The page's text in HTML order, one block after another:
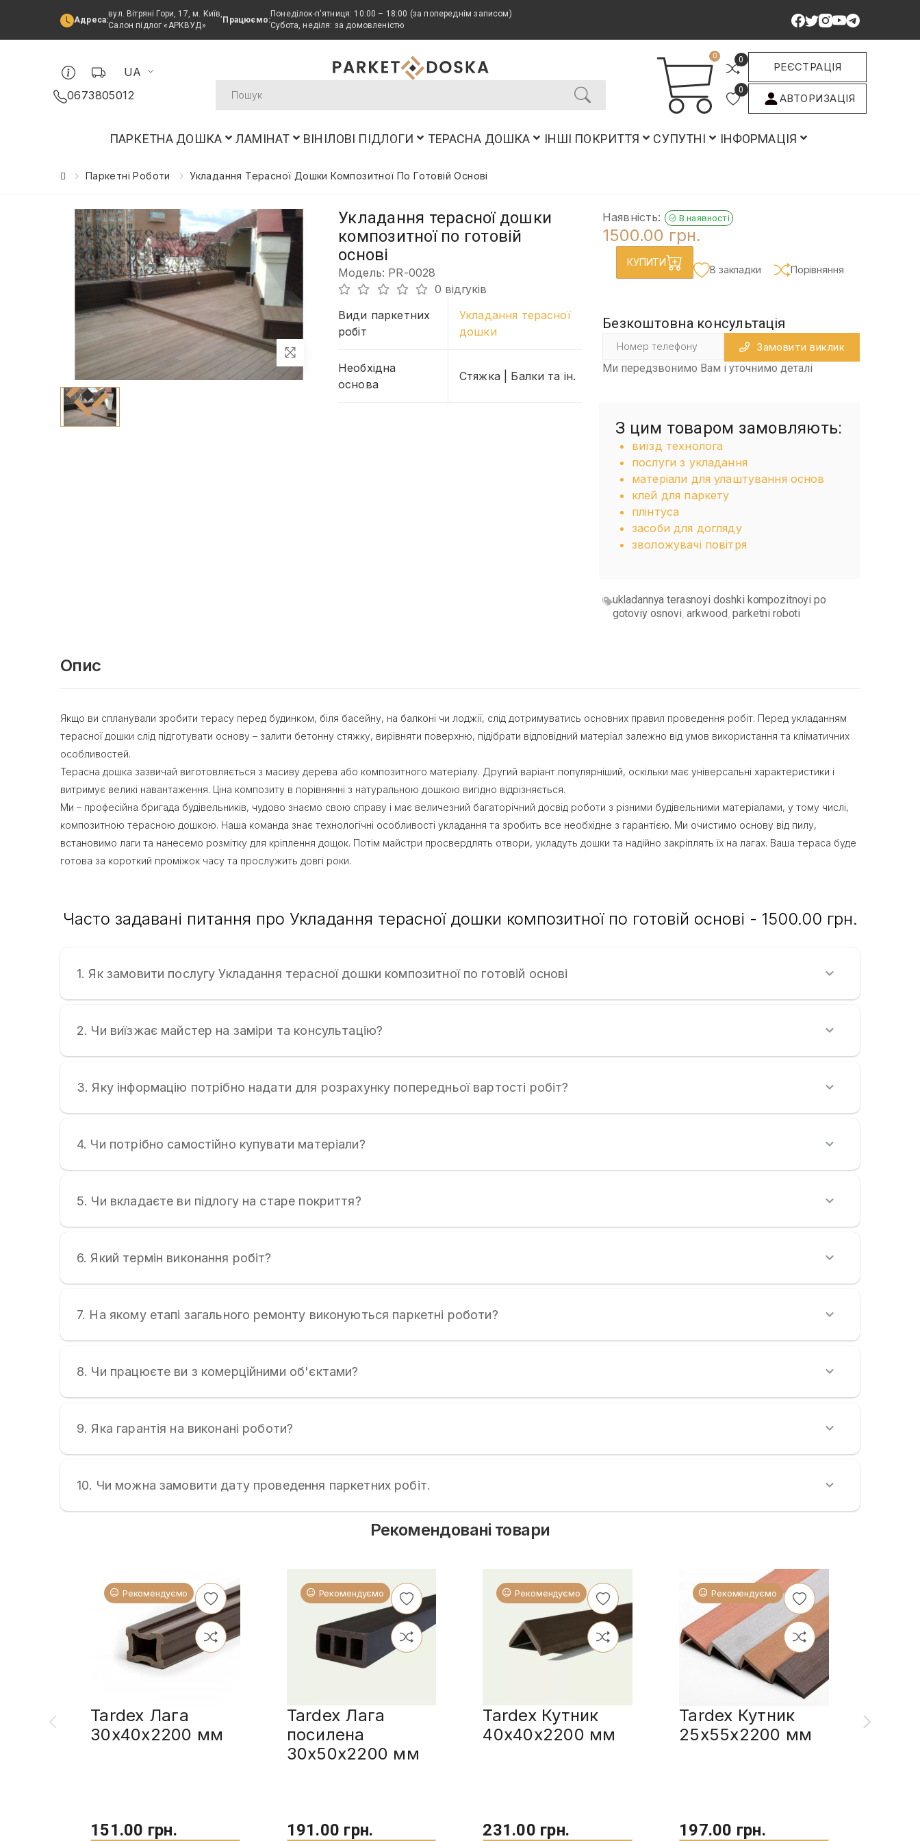
Адреса:
вул. Вітряні Гори, 17, м. Київ,
Салон підлог «АРКВУД»
Працюємо:
Понеділок-п'ятниця: 10:00 – 18:00 (за попереднім записом)
Субота, неділя: за домовленістю
UA
0673805012
0 0
0
РЕЄСТРАЦІЯ
АВТОРИЗАЦІЯ
ПАРКЕТНА ДОШКА ЛАМІНАТ ВІНІЛОВІ ПІДЛОГИ ТЕРАСНА ДОШКА ІНШІ ПОКРИТТЯ СУПУТНІ ІНФОРМАЦІЯ
Паркетні Роботи Укладання Терасної Дошки Композитної По Готовій Основі
Укладання терасної дошки
композитної по готовій
основі
Модель: PR-0028
0 відгуків
Види паркетних
робіт
Укладання терасної
дошки
Необхідна
основа
Стяжка | Балки та ін.
Наявність: В наявності
1500.00 грн.
КУПИТИ
В закладки Порівняння
Безкоштовна консультація
Замовити виклик
Ми передзвонимо Вам і уточнимо деталі
З цим товаром замовляють:
виїзд технолога
послуги з укладання
матеріали для улаштування основ
клей для паркету
плінтуса
засоби для догляду
зволожувачі повітря
ukladannya terasnoyi doshki kompozitnoyi po
gotoviy osnovi ,arkwood ,parketni roboti
Опис
Якщо ви спланували зробити терасу перед будинком, біля басейну, на балконі чи лоджії, слід дотримуватись основних правил проведення робіт. Перед укладанням
терасної дошки слід підготувати основу – залити бетонну стяжку, вирівняти поверхню, підібрати відповідний матеріал залежно від умов використання та кліматичних
особливостей.
Терасна дошка зазвичай виготовляється з масиву дерева або композитного матеріалу. Другий варіант популярніший, оскільки має універсальні характеристики і
витримує великі навантаження. Ціна композиту в порівнянні з натуральною дошкою вигідно відрізняється.
Ми – професійна бригада будівельників, чудово знаємо свою справу і має величезний багаторічний досвід роботи з різними будівельними матеріалами, у тому числі,
композитною терасною дошкою. Наша команда знає технологічні особливості укладання та зробить все необхідне з гарантією. Ми очистимо основу від пилу,
встановимо лаги та нанесемо розмітку для кріплення дощок. Потім майстри просвердлять отвори, укладуть дошки та надійно закріплять їх на лагах. Ваша тераса буде
готова за короткий проміжок часу та прослужить довгі роки.
Часто задавані питання про Укладання терасної дошки композитної по готовій основі - 1500.00 грн.
1. Як замовити послугу Укладання терасної дошки композитної по готовій основі
2. Чи виїзжає майстер на заміри та консультацію?
3. Яку інформацію потрібно надати для розрахунку попередньої вартості робіт?
4. Чи потрібно самостійно купувати матеріали?
5. Чи вкладаєте ви підлогу на старе покриття?
6. Який термін виконання робіт?
7. На якому етапі загального ремонту виконуються паркетні роботи?
8. Чи працюєте ви з комерційними об'єктами?
9. Яка гарантія на виконані роботи?
10. Чи можна замовити дату проведення паркетних робіт.
Рекомендовані товари
Рекомендуємо
Tardex Лага
30х40х2200 мм
151.00 грн.
Рекомендуємо
Tardex Лага
посилена
30x50x2200 мм
191.00 грн.
Рекомендуємо
Tardex Кутник
40x40x2200 мм
231.00 грн.
Рекомендуємо
Tardex Кутник
25x55x2200 мм
197.00 грн.